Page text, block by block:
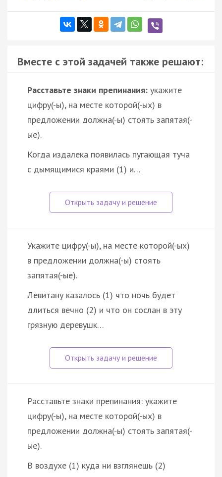
Вместе с этой задачей также решают:
Расставьте знаки препинания: укажите
цифру(-ы), на месте которой(-ых) в
предложении должна(-ы) стоять запятая(-
ые).
Когда издалека появилась пугающая туча
с дымящимися краями (1) и…
Укажите цифру(-ы), на месте которой(-ых)
в предложении должна(-ы) стоять
запятая(-ые).
Левитану казалось (1) что ночь будет
длиться вечно (2) и что он сослан в эту
грязную деревушк…
Расставьте знаки препинания: укажите
цифру(-ы), на месте которой(-ых) в
предложении должна(-ы) стоять запятая(-
ые).
В воздухе (1) куда ни взглянешь (2)